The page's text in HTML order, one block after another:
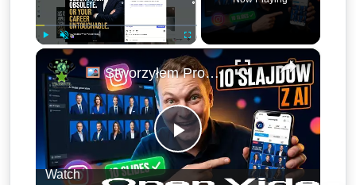
Unmute Fullscreen ×
Play
Stworzyłem Profesjonalną Karuzelę Instagram 10 Slajdów z AI — Pełny Workflow z Claude & FlexClip
Watch